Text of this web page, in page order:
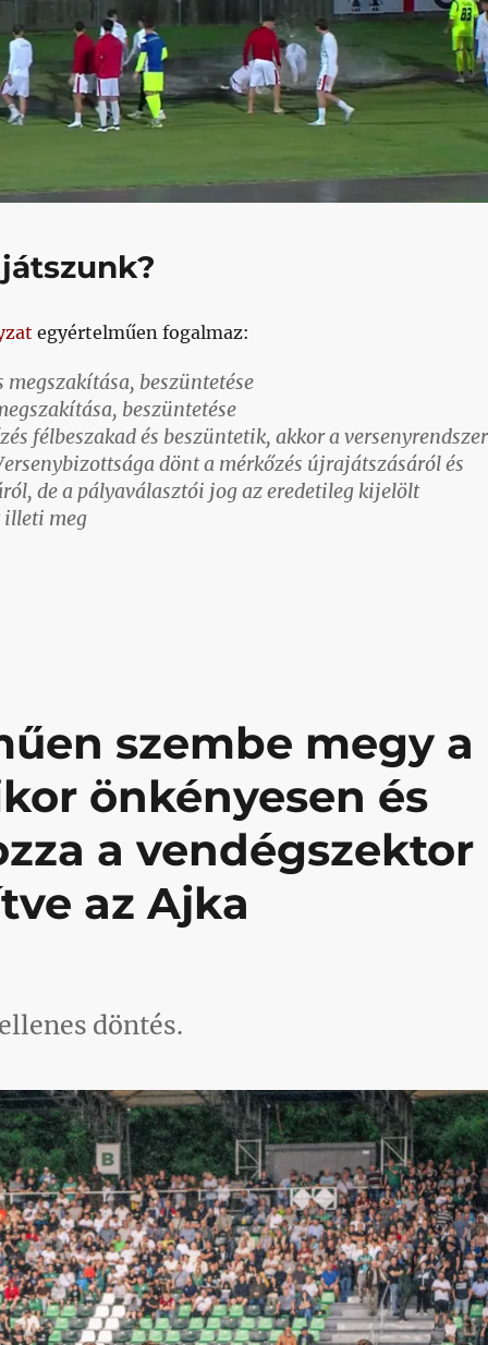
játszunk?
egyértelműen fogalmaz:
megszakítása, beszüntetése
beszüntetése
félbeszakad és beszüntetik, akkor a
dönt a mérkőzés újrajátszásáról és
de a pályaválasztói jog az eredetileg kijelölt
illeti meg
szabályzatok a félbeszakadt meccsekről?”
szembe megy a
önkényesen és
a vendégszektor
az Ajka
döntés.